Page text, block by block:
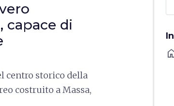
capace di
centro storico della
costruito a Massa,